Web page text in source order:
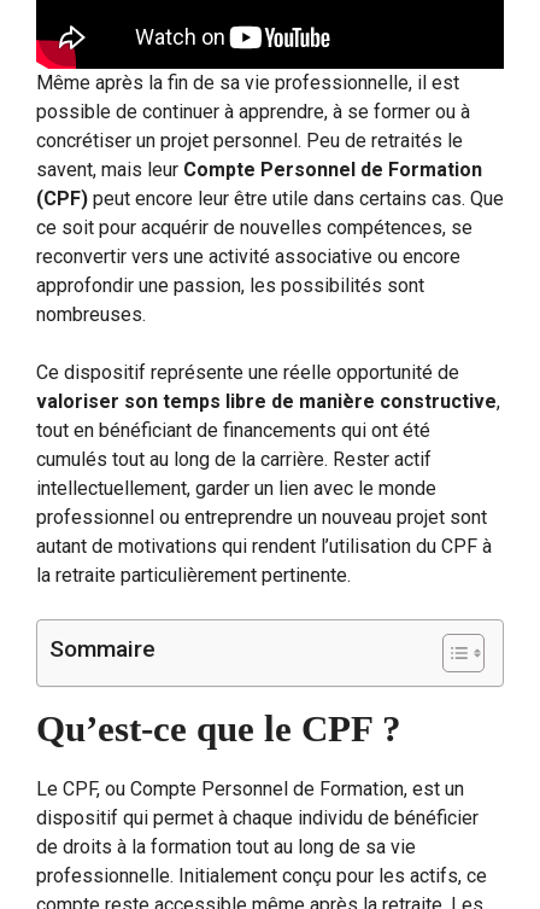
Même après la fin de sa vie professionnelle, il est
possible de continuer à apprendre, à se former ou à
concrétiser un projet personnel. Peu de retraités le
savent, mais leur Compte Personnel de Formation
(CPF) peut encore leur être utile dans certains cas. Que
ce soit pour acquérir de nouvelles compétences, se
reconvertir vers une activité associative ou encore
approfondir une passion, les possibilités sont
nombreuses.
Ce dispositif représente une réelle opportunité de
valoriser son temps libre de manière constructive,
tout en bénéficiant de financements qui ont été
cumulés tout au long de la carrière. Rester actif
intellectuellement, garder un lien avec le monde
professionnel ou entreprendre un nouveau projet sont
autant de motivations qui rendent l’utilisation du CPF à
la retraite particulièrement pertinente.
Sommaire
Qu’est-ce que le CPF ?
Le CPF, ou Compte Personnel de Formation, est un
dispositif qui permet à chaque individu de bénéficier
de droits à la formation tout au long de sa vie
professionnelle. Initialement conçu pour les actifs, ce